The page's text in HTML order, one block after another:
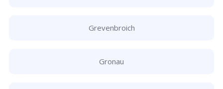
Grevenbroich
Gronau